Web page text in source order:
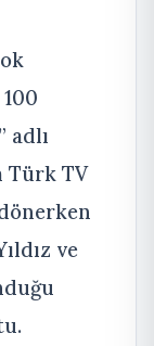
adlı
Türk TV
ve